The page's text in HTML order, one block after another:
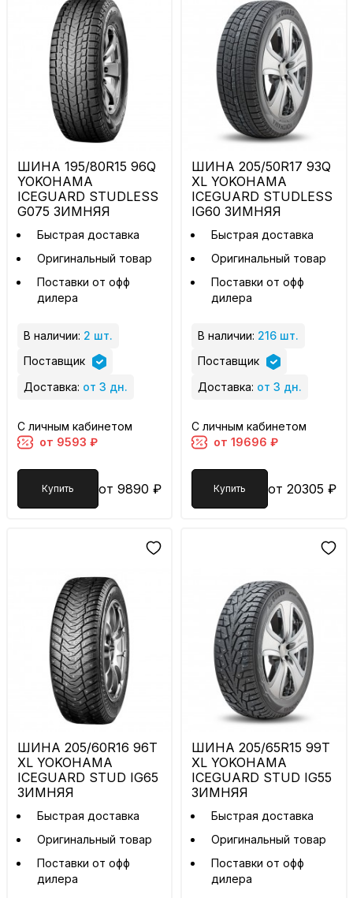
ШИНА 195/80R15 96Q
YOKOHAMA
ICEGUARD STUDLESS
G075 ЗИМНЯЯ
Быстрая доставка
Оригинальный товар
Поставки от офф
дилера
В наличии: 2 шт.
Поставщик
Доставка: от 3 дн.
С личным кабинетом
от 9593 ₽
Купить от 9890 ₽
ШИНА 205/50R17 93Q
XL YOKOHAMA
ICEGUARD STUDLESS
IG60 ЗИМНЯЯ
Быстрая доставка
Оригинальный товар
Поставки от офф
дилера
В наличии: 216 шт.
Поставщик
Доставка: от 3 дн.
С личным кабинетом
от 19696 ₽
Купить от 20305 ₽
ШИНА 205/60R16 96T
XL YOKOHAMA
ICEGUARD STUD IG65
ЗИМНЯЯ
Быстрая доставка
Оригинальный товар
Поставки от офф
дилера
ШИНА 205/65R15 99T
XL YOKOHAMA
ICEGUARD STUD IG55
ЗИМНЯЯ
Быстрая доставка
Оригинальный товар
Поставки от офф
дилера